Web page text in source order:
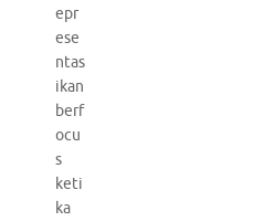
epr
ese
ntas
ikan
berf
ocu
s
keti
ka